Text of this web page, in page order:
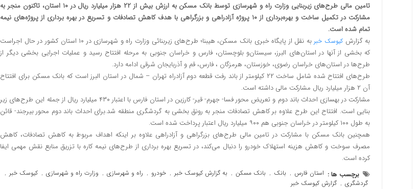
تامین مالی طرح‌های زیربنایی وزارت راه و شهرسازی توسط بانک مسکن به ارزش بیش از ۲۲ هزار میلیارد ریال در ۱۰ استان، تاکنون منجر به
مشارکت در تکمیل ساخت و بهره‌برداری از ۱۰ پروژه آزادراهی و بزرگراهی با هدف کاهش تصادفات و تسریع در بهره برداری از پروژه‌های نیمه
تمام شده است.
به گزارش کیوسک خبر
به نقل از پایگاه خبری بانک مسکن، هیبنا؛ طرح‌های زیربنائی وزارت راه و شهرسازی در ۱۰ استان کشور در حال اجراست
که بخشی از آنها در استان‌های البرز، سیستان‌و بلوچستان، فارس و خراسان جنوبی به مرحله افتتاح رسید و عملیات اجرایی بخشی دیگر از
طرح‌ها در استان‌های خراسان رضوی، خوزستان، هرمزگان ، فارس، قم و آذربایجان شرقی ادامه دارد.
طرح‌های افتتاح شده شامل ساخت ۲۲ کیلومتر از باند رفت قطعه دوم آزادراه تهران – شمال در استان البرز است که بانک مسکن برای افتتاح
آن ۲ هزار میلیارد ریال مشارکت مالی داشته است.
مشارکت در بهسازی احداث باند دوم و تعریض محور فسا- جهرم- قیر- کارزین در استان فارس با اعتبار ۴۳۰ میلیارد ریال از جمله این طرح‌های زیر
بنایی است. افتتاح این طرح علاوه بر کاهش تصادفات منجر به رونق بخشی به گردشگری منطقه شد.برای احداث باند دوم محور بیرجند- قائن
به طول ۱۰۰ کیلومتر در خراسان جنوبی هم ۹۰۰ میلیارد ریال اعتبار پرداخت شده است.
همچنین بانک مسکن با مشارکت در تامین مالی طرح‌های بزرگراهی و آزادراهی علاوه بر اینکه اهداف مربوط به کاهش تصادفات، کاهش
مصرف سوخت و کاهش هزینه استهلاک خودرو را دنبال می‌کند، در تسریع بهره برداری از طرح‌های نیمه کاره با تزریق منابع نقش مهمی ایفا
کرده است.
برچسب ها : استان فارس , بانک , بانک مسکن , به گزارش کیوسک خبر , خودرو , راه و شهرسازی , وزارت راه و شهرسازی , کیوسک خبر ,
گردشگری , گزارش کیوسک خبر